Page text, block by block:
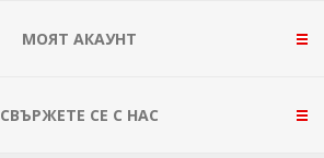
МОЯТ АКАУНТ
СВЪРЖЕТЕ СЕ С НАС